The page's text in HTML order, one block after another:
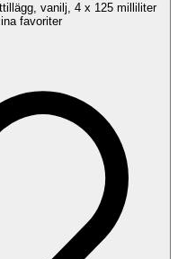
vanilj, 4 x 125 milliliter
favoriter